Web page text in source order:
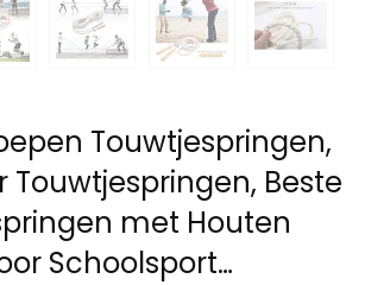
Touwtjespringen,
Touwtjespringen, Beste
met Houten
Schoolsport…